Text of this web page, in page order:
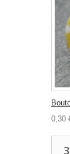
0,30